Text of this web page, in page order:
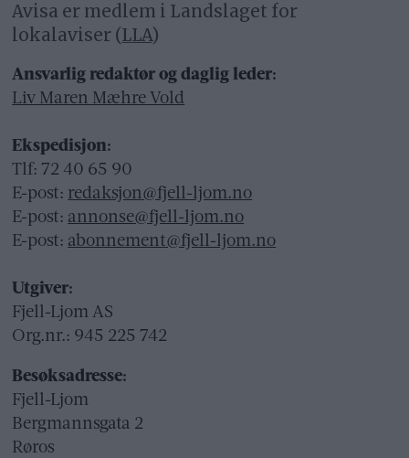
Avisa er medlem i Landslaget for
lokalaviser (LLA)
Ansvarlig redaktør og daglig leder:
Liv Maren Mæhre Vold
Ekspedisjon:
Tlf: 72 40 65 90
E-post: redaksjon@fjell-ljom.no
E-post: annonse@fjell-ljom.no
E-post: abonnement@fjell-ljom.no
Utgiver:
Fjell-Ljom AS
Org.nr.: 945 225 742
Besøksadresse:
Fjell-Ljom
Bergmannsgata 2
Røros